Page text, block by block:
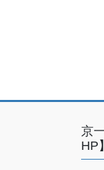
京
HP】